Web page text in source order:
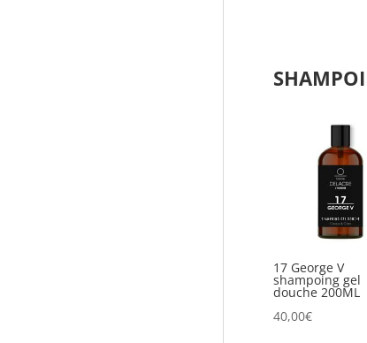
17 George V
shampoing gel
douche 200ML
40,00€